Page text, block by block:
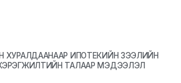
ХУРАЛДААНААР ИПОТЕКИЙН ЗЭЭЛИЙН
ТАЛААР МЭДЭЭЛЭЛ